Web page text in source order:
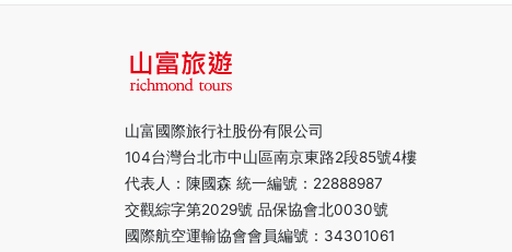
山富國際旅行社股份有限公司
104台灣台北市中山區南京東路2段85號4樓
代表人：陳國森 統一編號：22888987
交觀綜字第2029號 品保協會北0030號
國際航空運輸協會會員編號：34301061